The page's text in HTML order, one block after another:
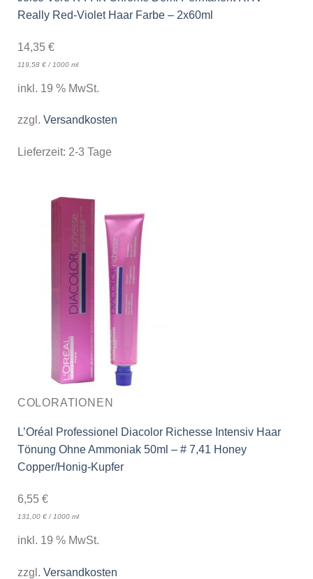
Really Red-Violet Haar Farbe – 2x60ml
14,35 €
119,58 €/ 1000 ml
inkl. 19 % MwSt.
zzgl. Versandkosten
Lieferzeit: 2-3 Tage
COLORATIONEN
L’Oréal Professionel Diacolor Richesse Intensiv Haar
Tönung Ohne Ammoniak 50ml – # 7,41 Honey
Copper/Honig-Kupfer
6,55 €
131,00 €/ 1000 ml
inkl. 19 % MwSt.
zzgl. Versandkosten